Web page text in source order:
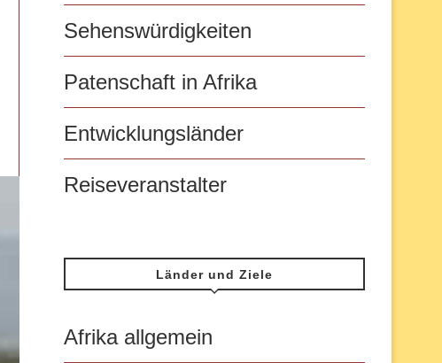
Sehenswürdigkeiten
Patenschaft in Afrika
Entwicklungsländer
Reiseveranstalter
Länder und Ziele
Afrika allgemein